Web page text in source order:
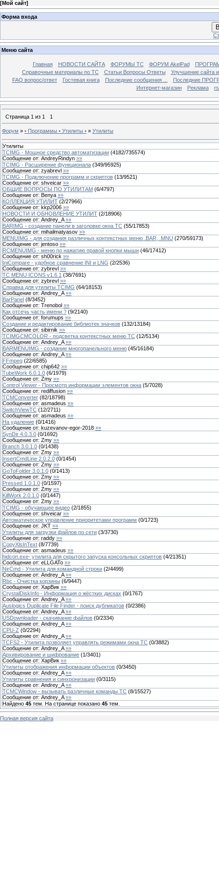
[Мой сайт]
Форма входа
Меню сайта
Главная НОВОСТИ САЙТА ФОРУМЫ TC ФОРУМ AkelPad
Справочные материалы по TС
Статьи Вопросы Ответы
Улучшение сайта
FAQ вопрос/ответ
Гостевая книга Последние сообщения ...
Последние
Интернет-магазин
Реклама
Страница 1 из 1 1
Форум » • Программы • Утилиты • » Утилиты
Утилиты
TCIMG - Мощное средство автоматизации (4182/735574)
Сообщение от: AndreyRindyn »»
TCIMG - Расширение функционала (349/95925)
Сообщение от: zyabrevl »»
TCIMG - Подключение программ и скриптов (13/9521)
Сообщение от: shveicar »»
ОБЩИЕ ВОПРОСЫ ПО УТИЛИТАМ (6/4797)
Сообщение от: Benya »»
КОЛЛЕКЦИЯ УТИЛИТ (2/27966)
Сообщение от: kkp2006 »»
НОВОСТИ И ОБНОВЛЕНИЕ УТИЛИТ (2/18906)
Сообщение от: Andrey_A »»
BARIMG - создание панели в заголовке окна TC (55/17853)
Сообщение от: mihailmatyasov »»
MENUIMG - для создания различных контекстных меню .BAR, .MNU (270/59173)
Сообщение от: jentoso »»
RCMENUIMG - меню по нажатию правой кнопки мыши (46/17412)
Сообщение от: sh00rick »»
IniCompare - удобное сравнение INI и LNG (2/2536)
Сообщение от: zybrevl »»
TC MENU ICONS v1.6.1 (38/7691)
Сообщение от: zybrevl »»
Справка для утилиты TCIMG (64/18153)
Сообщение от: Andrey_A »»
BarPanel (8/3452)
Сообщение от: Trenobol »»
Как отсечь часть имени ? (9/2140)
Сообщение от: forumups »»
Создание и редактирование библиотек значков (132/13184)
Сообщение от: sibirnik »»
TCIMGCMCOLOR - подсветка контекстных меню TC (12/5134)
Сообщение от: Andrey_A »»
BARMENUIMG - создание многопанельного меню (45/16184)
Сообщение от: Andrey_A »»
FFmpeg (22/6585)
Сообщение от: chip642 »»
TubeWork 6.0.1.0 (6/1979)
Сообщение от: Zmy »»
Control Viewer - Просмотр информации элементов окна (5/7028)
Сообщение от: rediffusion »»
TCMConverter (82/18798)
Сообщение от: asmadeus »»
SwitchViewTC (12/2711)
Сообщение от: asmadeus »»
На удаление (0/1416)
Сообщение от: kuzevanov-egor-2018 »»
SynDir 4.0.3.0 (0/1692)
Сообщение от: Zmy »»
Branch 3.0.1.0 (0/1438)
Сообщение от: Zmy »»
InsertCmdLine 2.0.2.0 (0/1454)
Сообщение от: Zmy »»
GoToFolder 3.0.1.0 (0/1413)
Сообщение от: Zmy »»
Pressed 1.0.1.0 (0/1597)
Сообщение от: Zmy »»
KillWork 2.0.1.0 (0/1447)
Сообщение от: Zmy »»
TCIMG - обучающее видео (2/1855)
Сообщение от: shveicar »»
Автоматическое управление приоритетами программ (0/1723)
Сообщение от: JKT »»
Утилиты для загрузки файлов по сети (3/3730)
Сообщение от: raddy »»
CopyXlsInText (8/7739)
Сообщение от: asmadeus »»
hidcon.exe- утилита для скрытого запуска консольных скриптов (4/21351)
Сообщение от: eLLGATo »»
NirCmd - Утилита для командной строки (2/4499)
Сообщение от: Andrey_A »»
Rbc - Очистка корзины (6/9447)
Сообщение от: ХарВик »»
CrystalDiskInfo - Информация о жёстких дисках (0/1767)
Сообщение от: Andrey_A »»
Auslogics Duplicate File Finder - поиск дубликатов (0/2386)
Сообщение от: Andrey_A »»
USDownloader - скачивание файлов (0/2334)
Сообщение от: Andrey_A »»
CPU-Z (0/2294)
Сообщение от: Andrey_A »»
TCFS2 - Утилита позволяет управлять режимами окна TС (0/3882)
Сообщение от: Andrey_A »»
Архивирование и шифрование (1/3401)
Сообщение от: ХарВик »»
Утилиты отображения информации объектов (0/3450)
Сообщение от: Andrey_A »»
Утилиты сравнения и синхронизации (0/3115)
Сообщение от: Andrey_A »»
TCMCWindow - вызывать различные команды ТС (8/15527)
Сообщение от: Andrey_A »»
Найдено 45 тем. На странице показано 45 тем.
Полная версия сайта